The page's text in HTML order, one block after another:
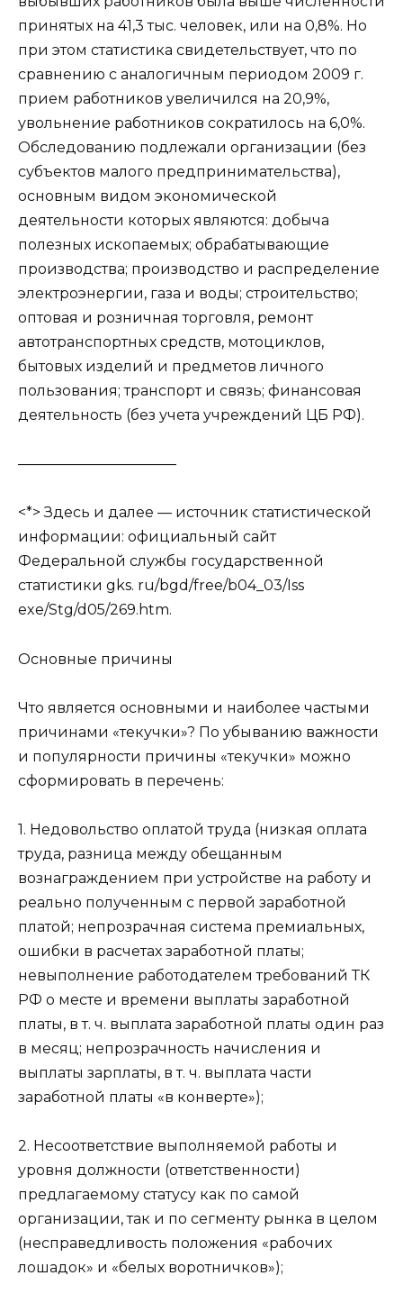
принятых на 41,3 тыс. человек, или на 0,8%. Но
при этом статистика свидетельствует, что по
сравнению с аналогичным периодом 2009 г.
прием работников увеличился на 20,9%,
увольнение работников сократилось на 6,0%.
Обследованию подлежали организации (без
субъектов малого предпринимательства),
основным видом экономической
деятельности которых являются: добыча
полезных ископаемых; обрабатывающие
производства; производство и распределение
электроэнергии, газа и воды; строительство;
оптовая и розничная торговля, ремонт
автотранспортных средств, мотоциклов,
бытовых изделий и предметов личного
пользования; транспорт и связь; финансовая
деятельность (без учета учреждений ЦБ РФ).
———————————
<*> Здесь и далее — источник статистической
информации: официальный сайт
Федеральной службы государственной
статистики gks. ru/bgd/free/b04_03/Iss
exe/Stg/d05/269.htm.
Основные причины
Что является основными и наиболее частыми
причинами «текучки»? По убыванию важности
и популярности причины «текучки» можно
сформировать в перечень:
1. Недовольство оплатой труда (низкая оплата
труда, разница между обещанным
вознаграждением при устройстве на работу и
реально полученным с первой заработной
платой; непрозрачная система премиальных,
ошибки в расчетах заработной платы;
невыполнение работодателем требований ТК
РФ о месте и времени выплаты заработной
платы, в т. ч. выплата заработной платы один раз
в месяц; непрозрачность начисления и
выплаты зарплаты, в т. ч. выплата части
заработной платы «в конверте»);
2. Несоответствие выполняемой работы и
уровня должности (ответственности)
предлагаемому статусу как по самой
организации, так и по сегменту рынка в целом
(несправедливость положения «рабочих
лошадок» и «белых воротничков»);